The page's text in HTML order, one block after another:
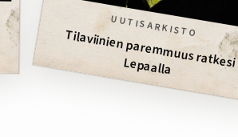
UUTISARKISTO
Tilaviinien parem
m
uus ratkesi Lepaalla